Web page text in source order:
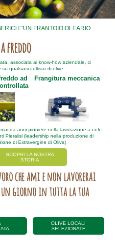
E'UN FRANTOIO OLEARIO
freddo
associata al know-how aziendale, ci
qualsiasi cultivar di olive.
ad
Frangitura meccanica
da anni pioniere nella lavorazione a ciclo
Pieralisi (leadership nella produzione di
di Extravergine di Oliva)
SCOPRI LA NOSTRA
STORIA
che ami e non lavorerai
un giorno in tutta la tua
OLIVE LOCALI
SELEZIONATE